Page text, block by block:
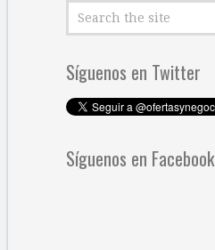
Síguenos en Twitter
Síguenos en Facebook